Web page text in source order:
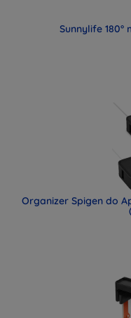
Sunnylife
Organizer Spigen do